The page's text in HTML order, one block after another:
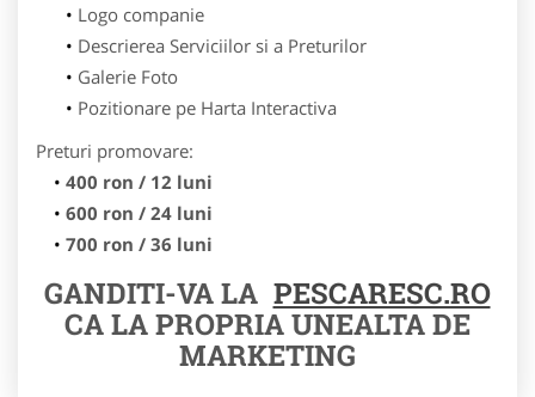
Logo companie
Descrierea Serviciilor si a Preturilor
Galerie Foto
Pozitionare pe Harta Interactiva
Preturi promovare:
400 ron / 12 luni
600 ron / 24 luni
700 ron / 36 luni
GANDITI-VA LA PESCARESC.RO
CA LA PROPRIA UNEALTA DE
MARKETING